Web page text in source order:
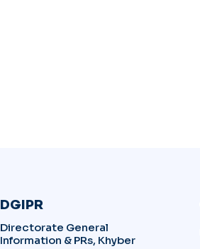
DGIPR
Directorate General
Information & PRs, Khyber